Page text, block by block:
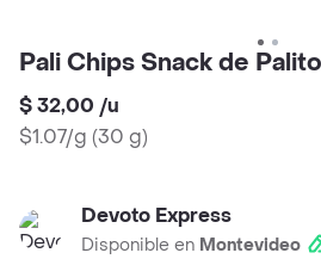
Pali Chips Snack de
$ 32,00 /u
$1.07/g (30 g)
Devoto Express
Disponible en Montevideo